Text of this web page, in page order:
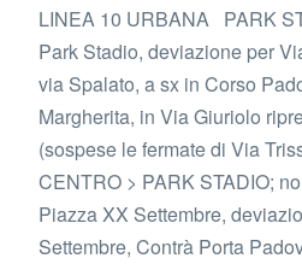
LINEA 10 URBANA PARK
Park Stadio, deviazione per
via Spalato, a sx in Corso
Margherita, in Via Giuriolo
(sospese le fermate di Via
CENTRO > PARK STADIO;
Piazza XX Settembre,
Settembre, Contrà Porta